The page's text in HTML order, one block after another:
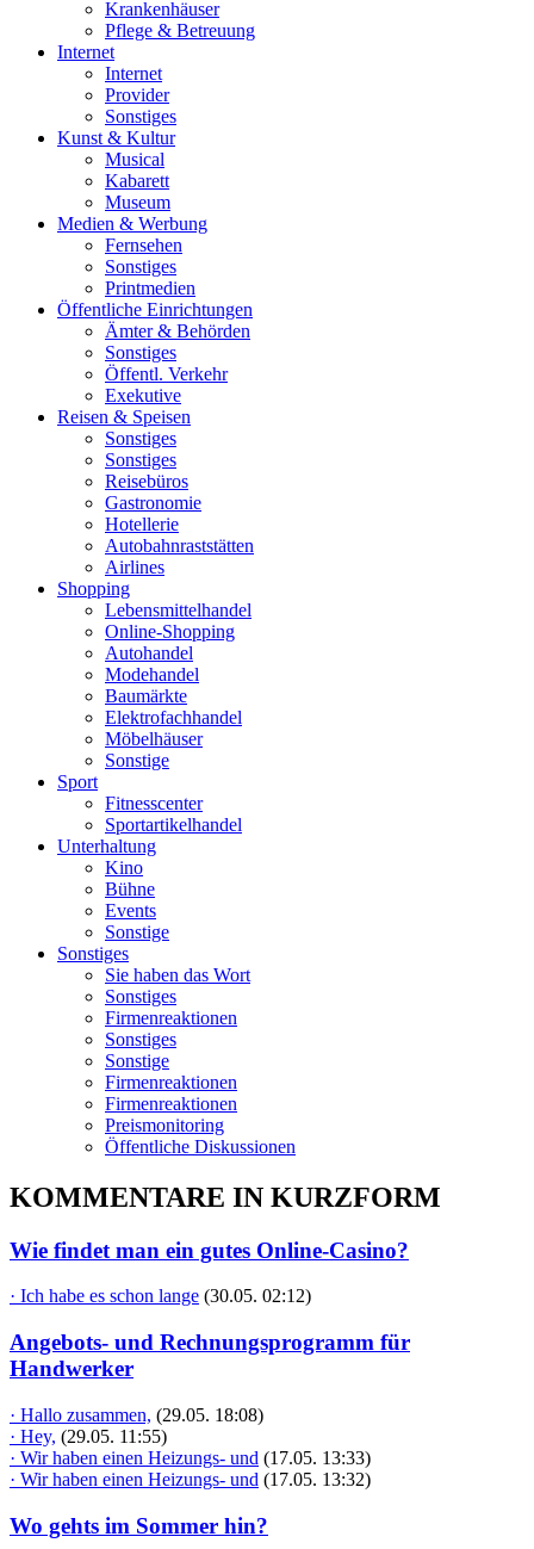
Krankenhäuser
Pflege & Betreuung
Internet
Internet
Provider
Sonstiges
Kunst & Kultur
Musical
Kabarett
Museum
Medien & Werbung
Fernsehen
Sonstiges
Printmedien
Öffentliche Einrichtungen
Ämter & Behörden
Sonstiges
Öffentl. Verkehr
Exekutive
Reisen & Speisen
Sonstiges
Sonstiges
Reisebüros
Gastronomie
Hotellerie
Autobahnraststätten
Airlines
Shopping
Lebensmittelhandel
Online-Shopping
Autohandel
Modehandel
Baumärkte
Elektrofachhandel
Möbelhäuser
Sonstige
Sport
Fitnesscenter
Sportartikelhandel
Unterhaltung
Kino
Bühne
Events
Sonstige
Sonstiges
Sie haben das Wort
Sonstiges
Firmenreaktionen
Sonstiges
Sonstige
Firmenreaktionen
Firmenreaktionen
Preismonitoring
Öffentliche Diskussionen
KOMMENTARE IN KURZFORM
Wie findet man ein gutes Online-Casino?
· Ich habe es schon lange (30.05. 02:12)
Angebots- und Rechnungsprogramm für
Handwerker
· Hallo zusammen, (29.05. 18:08)
· Hey, (29.05. 11:55)
· Wir haben einen Heizungs- und (17.05. 13:33)
· Wir haben einen Heizungs- und (17.05. 13:32)
Wo gehts im Sommer hin?